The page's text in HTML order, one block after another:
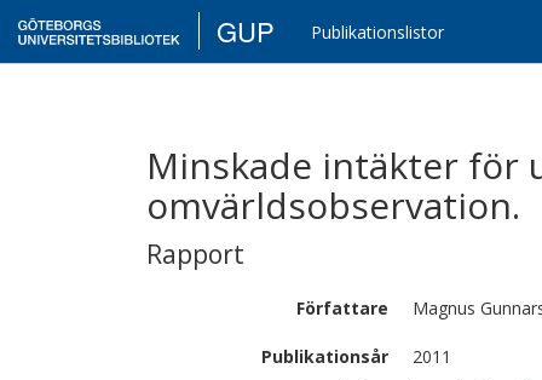
GUP Publikationslistor
Minskade intäkter för
omvärldsobservation.
Rapport
Författare Magnus
Publikationsår
2011